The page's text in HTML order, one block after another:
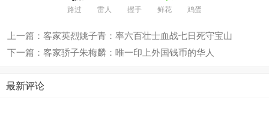
路过 雷人 握手 鲜花 鸡蛋
上一篇：客家英烈姚子青：率六百壮士血战七日死守宝山
下一篇：客家骄子朱梅麟：唯一印上外国钱币的华人
最新评论